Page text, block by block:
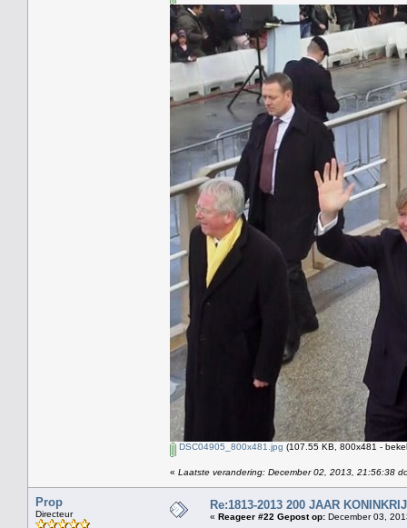
DSC04905_800x481.jpg (107.55 KB, 800x481 -
« Laatste verandering: December 02, 2013, 21:56:38
Prop
Directeur
Re:1813-2013 200 JAAR
« Reageer #22 Gepost op: December 03,